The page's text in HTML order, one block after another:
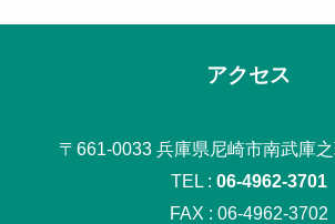
アクセス
〒661-0033 兵庫県尼崎市南武庫
TEL : 06-4962-3701
FAX : 06-4962-3702